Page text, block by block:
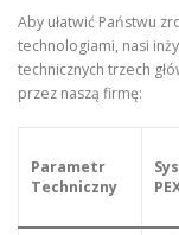
Aby ułatwić Państwu
technologiami, nasi
technicznych trzech
przez naszą firmę:
Parametr
Techniczny